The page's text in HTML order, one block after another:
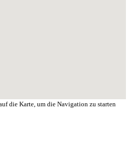
die Karte, um die Navigation zu starten